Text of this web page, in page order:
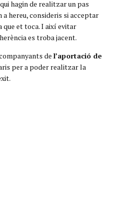
hagin de realitzar un pas
hereu, consideris si acceptar
que et toca. I així evitar
es troba jacent.
de l’aportació de
per a poder realitzar la